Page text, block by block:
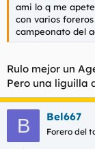
ami lo q me
con varios
campeonato del
Rulo mejor un
Pero una liguilla
B Bel667
Forero del